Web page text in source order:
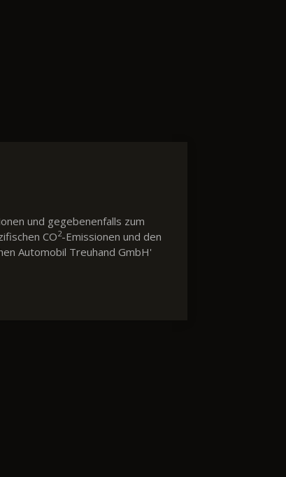
und gegebenenfalls zum
CO2-Emissionen und den
Automobil Treuhand GmbH'